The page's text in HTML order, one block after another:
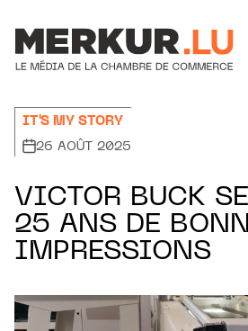
IT'S MY STORY
26 AOÛT 2025
VICTOR BUCK
25 ANS DE
IMPRESSIONS